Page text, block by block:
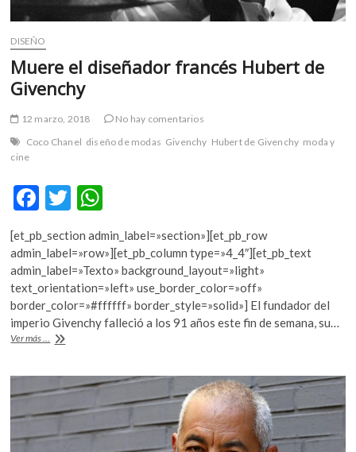
o
p
DISEÑO
Muere el diseñador francés Hubert de
Givenchy
12 marzo, 2018
No hay comentarios
Coco Chanel diseño de modas Givenchy Hubert de Givenchy moda y
cine
F
e
b
o
o
k
T
w
itt
er
h
at
s
A
p
[et_pb_section admin_label=»section»][et_pb_row
admin_label=»row»][et_pb_column type=»4_4″][et_pb_text
admin_label=»Texto» background_layout=»light»
text_orientation=»left» use_border_color=»off»
border_color=»#ffffff» border_style=»solid»] El fundador del
imperio Givenchy falleció a los 91 años este fin de semana, su…
Ver más ... Muere
Hubert
de